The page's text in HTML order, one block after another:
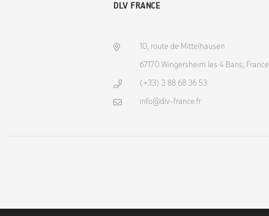
DLV FRANCE
10, route de Mittelhausen
67170 Wingersheim les 4 Bans, France
(+33) 3 88 68 36 53
info@dlv-france.fr